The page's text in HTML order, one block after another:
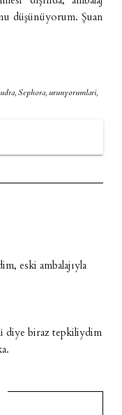
düşünüyorum. Şuan
,Sephora, urunyorumlari,
eski ambalajıyla
diye biraz tepkiliydim